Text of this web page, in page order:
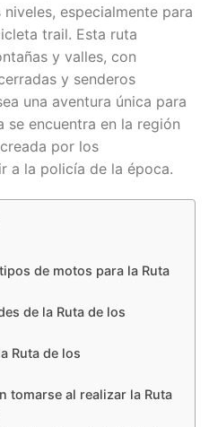
especialmente para
trail. Esta ruta
y valles, con
y senderos
una aventura única para
encuentra en la región
por los
a la policía de la época.
de motos para la Ruta
de la Ruta de los
Ruta de los
tomarse al realizar la Ruta